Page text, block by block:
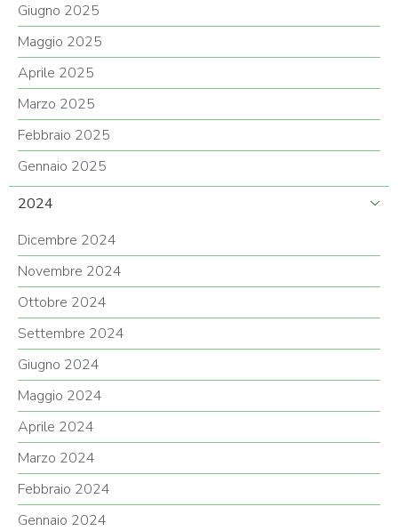
Giugno 2025
Maggio 2025
Aprile 2025
Marzo 2025
Febbraio 2025
Gennaio 2025
2024
Dicembre 2024
Novembre 2024
Ottobre 2024
Settembre 2024
Giugno 2024
Maggio 2024
Aprile 2024
Marzo 2024
Febbraio 2024
Gennaio 2024